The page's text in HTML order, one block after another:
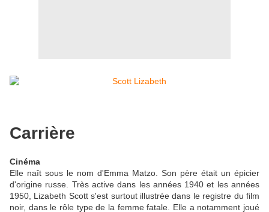
Carrière
Cinéma
Elle naît sous le nom d'Emma Matzo. Son père était un épicier
d'origine russe. Très active dans les années 1940 et les années
1950, Lizabeth Scott s'est surtout illustrée dans le registre du film
noir, dans le rôle type de la femme fatale. Elle a notamment joué